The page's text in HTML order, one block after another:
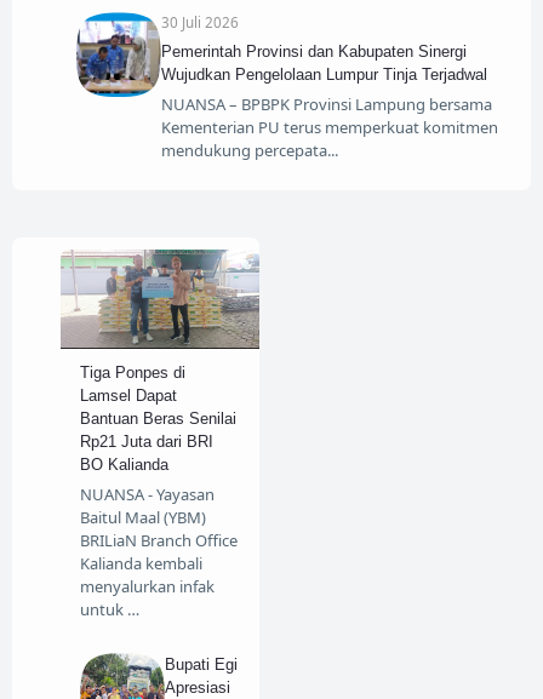
30 Juli 2026
Pemerintah Provinsi dan Kabupaten Sinergi
Wujudkan Pengelolaan Lumpur Tinja Terjadwal
NUANSA – BPBPK Provinsi Lampung bersama
Kementerian PU terus memperkuat komitmen
mendukung percepata
Tiga Ponpes di
Lamsel Dapat
Bantuan Beras Senilai
Rp21 Juta dari BRI
BO Kalianda
NUANSA - Yayasan
Baitul Maal (YBM)
BRILiaN Branch Office
Kalianda kembali
menyalurkan infak
untuk …
Bupati Egi
Apresiasi